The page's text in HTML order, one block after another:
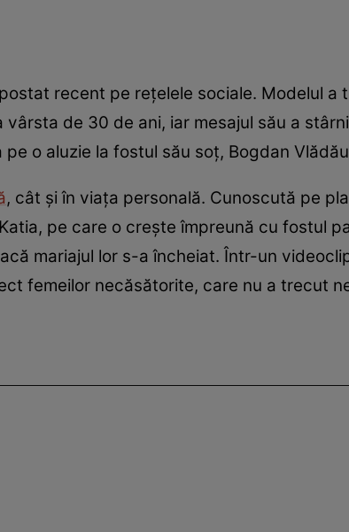
recent pe rețelele sociale. Modelul a
de 30 de ani, iar mesajul său a
o aluzie la fostul său soț, Bogdan
, cât și în viața personală. Cunoscută pe
pe care o crește împreună cu fostul
mariajul lor s-a încheiat. Într-un
femeilor necăsătorite, care nu a trecut